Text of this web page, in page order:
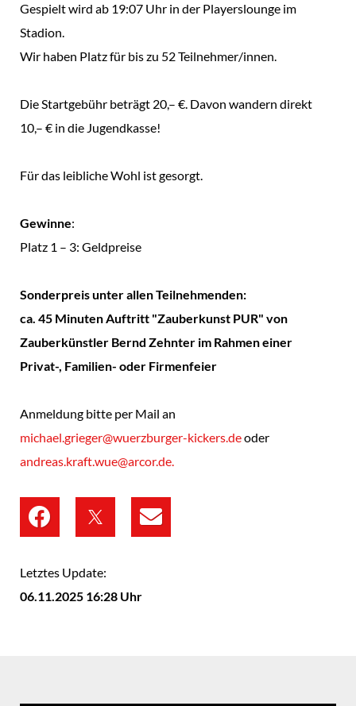
Gespielt wird ab 19:07 Uhr in der Playerslounge im
Stadion.
Wir haben Platz für bis zu 52 Teilnehmer/innen.
Die Startgebühr beträgt 20,– €. Davon wandern direkt
10,– € in die Jugendkasse!
Für das leibliche Wohl ist gesorgt.
Gewinne:
Platz 1 – 3: Geldpreise
Sonderpreis unter allen Teilnehmenden:
ca. 45 Minuten Auftritt "Zauberkunst PUR" von
Zauberkünstler Bernd Zehnter im Rahmen einer
Privat-, Familien- oder Firmenfeier
Anmeldung bitte per Mail an
michael.grieger@wuerzburger-kickers.deoder
andreas.kraft.wue@arcor.de.
Letztes Update:
06.11.2025 16:28 Uhr